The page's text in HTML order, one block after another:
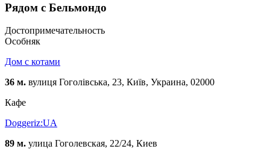
Рядом с Бельмондо
Достопримечательность
Особняк
Дом с котами
36 м. вулиця Гоголівська, 23, Київ, Украина, 02000
Кафе
Doggeriz:UA
89 м. улица Гоголевская, 22/24, Киев